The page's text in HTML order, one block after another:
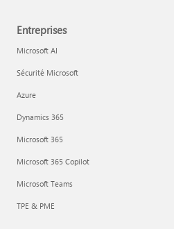
Entreprises
Microsoft AI
Sécurité Microsoft
Azure
Dynamics 365
Microsoft 365
Microsoft 365 Copilot
Microsoft Teams
TPE & PME